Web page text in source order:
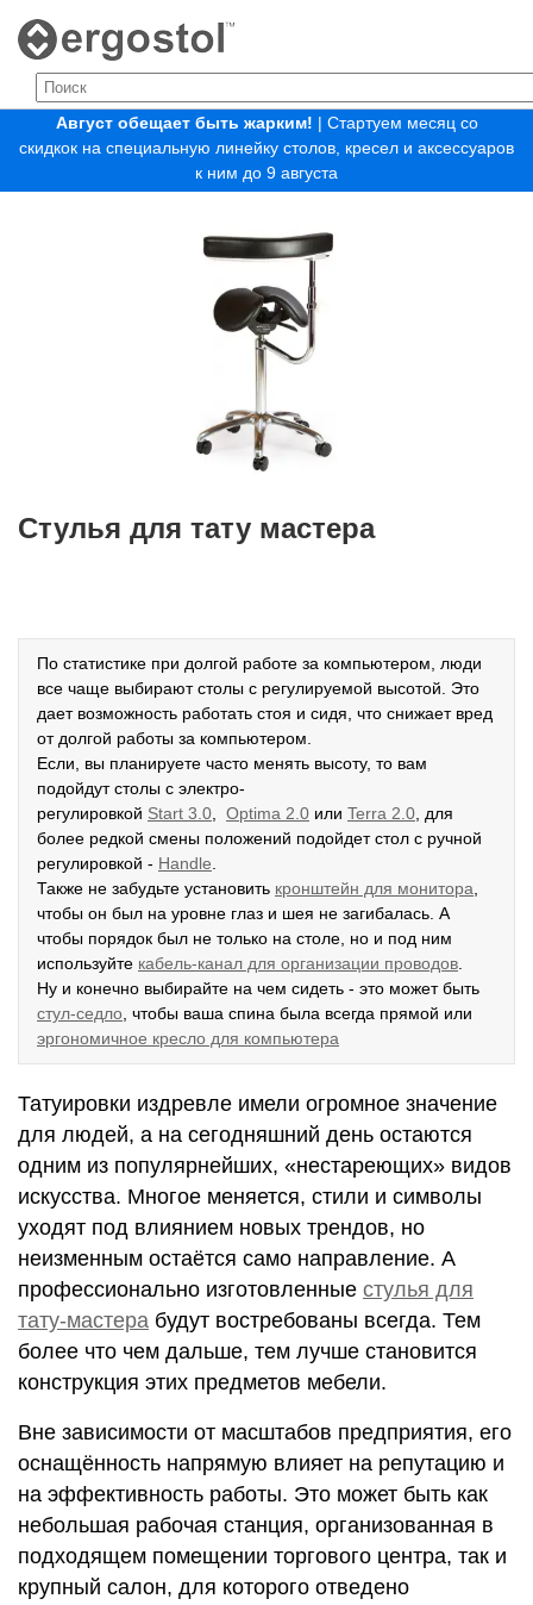
Август обещает быть жарким! | Стартуем месяц со
скидкок на специальную линейку столов, кресел и аксессуаров
к ним до 9 августа
Стулья для тату мастера
По статистике при долгой работе за компьютером, люди
все чаще выбирают столы с регулируемой высотой. Это
дает возможность работать стоя и сидя, что снижает вред
от долгой работы за компьютером.
Если, вы планируете часто менять высоту, то вам
подойдут столы с электро-
регулировкой Start 3.0 Optima 2.0 или Terra 2.0 , для
более редкой смены положений подойдет стол с ручной
регулировкой - Handle
Также не забудьте установить кронштейн для монитора
чтобы он был на уровне глаз и шея не загибалась. А
чтобы порядок был не только на столе, но и под ним
используйте кабель-канал для организации проводов
Ну и конечно выбирайте на чем сидеть - это может быть
стул-седло , чтобы ваша спина была всегда прямой или
эргономичное кресло для компьютера
Татуировки издревле имели огромное значение
для людей, а на сегодняшний день остаются
одним из популярнейших, «нестареющих» видов
искусства. Многое меняется, стили и символы
уходят под влиянием новых трендов, но
неизменным остаётся само направление. А
профессионально изготовленные стулья для
тату-мастера будут востребованы всегда. Тем
более что чем дальше, тем лучше становится
конструкция этих предметов мебели.
Вне зависимости от масштабов предприятия, его
оснащённость напрямую влияет на репутацию и
на эффективность работы. Это может быть как
небольшая рабочая станция, организованная в
подходящем помещении торгового центра, так и
крупный салон, для которого отведено